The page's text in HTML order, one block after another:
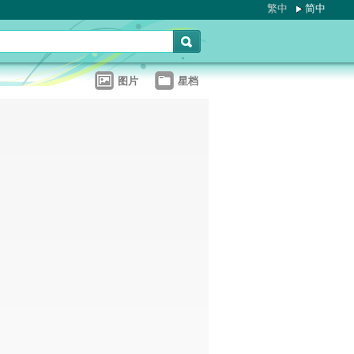
繁中 简中
图片 星档